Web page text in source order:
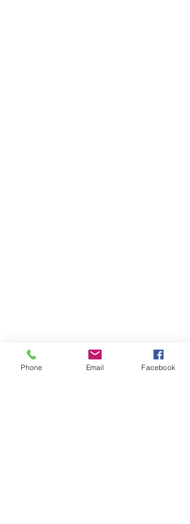
Phone Email Facebook